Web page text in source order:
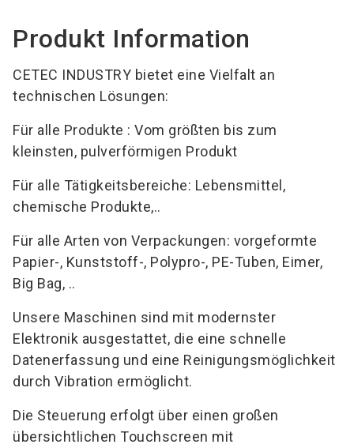
Produkt Information
CETEC INDUSTRY bietet eine Vielfalt an
technischen Lösungen:
Für alle Produkte : Vom größten bis zum
kleinsten, pulverförmigen Produkt
Für alle Tätigkeitsbereiche: Lebensmittel,
chemische Produkte,..
Für alle Arten von Verpackungen: vorgeformte
Papier-, Kunststoff-, Polypro-, PE-Tuben, Eimer,
Big Bag, ..
Unsere Maschinen sind mit modernster
Elektronik ausgestattet, die eine schnelle
Datenerfassung und eine Reinigungsmöglichkeit
durch Vibration ermöglicht.
Die Steuerung erfolgt über einen großen
übersichtlichen Touchscreen mit